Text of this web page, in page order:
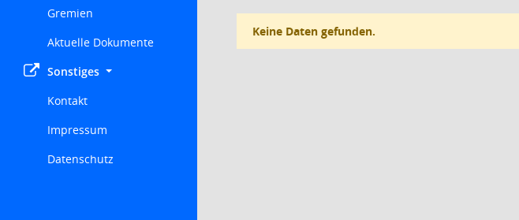
Gremien
Aktuelle Dokumente
Sonstiges
Kontakt
Impressum
Datenschutz
Keine Daten gefunden.